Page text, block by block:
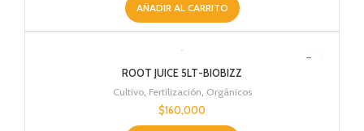
AÑADIR AL CARRITO
ROOT JUICE 5LT-BIOBIZZ
Cultivo, Fertilización Orgánicos
$160,000